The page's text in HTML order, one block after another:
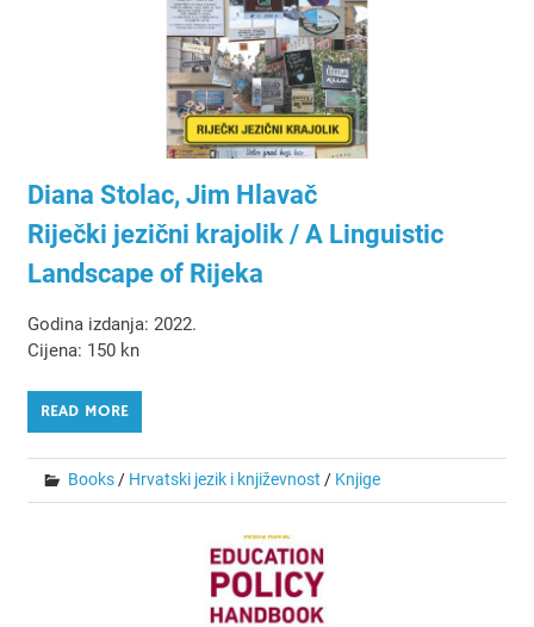
Diana Stolac, Jim Hlavač
Riječki jezični krajolik / A Linguistic
Landscape of Rijeka
Godina izdanja: 2022.
Cijena: 150 kn
READ MORE
Books/ Hrvatski jezik i književnost / Knjige